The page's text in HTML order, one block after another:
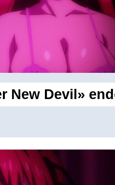
New Devil»